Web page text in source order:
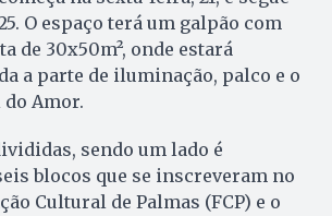
O espaço terá um galpão com
de 30x50m², onde estará
a parte de iluminação, palco e o
Amor.
sendo um lado é
blocos que se inscreveram no
Cultural de Palmas (FCP) e o